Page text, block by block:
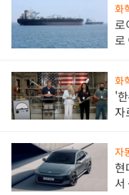
화
로
로
화
'
자
자
현
서